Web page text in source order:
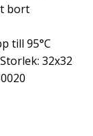
bort
till 95°C
32x32